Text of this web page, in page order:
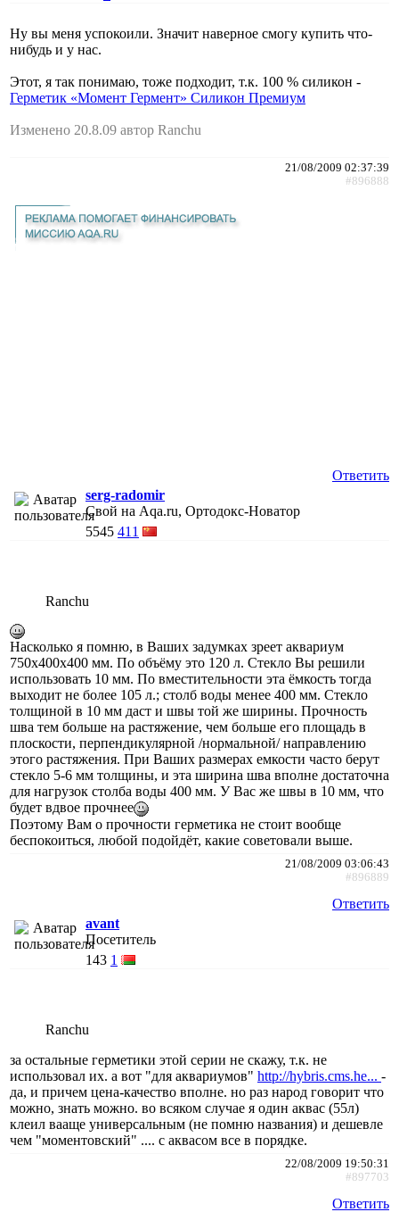
Ну вы меня успокоили. Значит наверное смогу купить что-
нибудь и у нас.
Этот, я так понимаю, тоже подходит, т.к. 100 % силикон -
Герметик «Момент Гермент» Силикон Премиум
Изменено 20.8.09 автор Ranchu
21/08/2009 02:37:39
#896888
Ответить
serg-radomir
Свой на Aqa.ru, Ортодокс-Новатор
5545 411
Ranchu
Насколько я помню, в Ваших задумках зреет аквариум
750х400х400 мм. По объёму это 120 л. Стекло Вы решили
использовать 10 мм. По вместительности эта ёмкость тогда
выходит не более 105 л.; столб воды менее 400 мм. Стекло
толщиной в 10 мм даст и швы той же ширины. Прочность
шва тем больше на растяжение, чем больше его площадь в
плоскости, перпендикулярной /нормальной/ направлению
этого растяжения. При Ваших размерах емкости часто берут
стекло 5-6 мм толщины, и эта ширина шва вполне достаточна
для нагрузок столба воды 400 мм. У Вас же швы в 10 мм, что
будет вдвое прочнее
Поэтому Вам о прочности герметика не стоит вообще
беспокоиться, любой подойдёт, какие советовали выше.
21/08/2009 03:06:43
#896889
Ответить
avant
Посетитель
143 1
Ranchu
за остальные герметики этой серии не скажу, т.к. не
использовал их. а вот "для аквариумов" http://hybris.cms.he... -
да, и причем цена-качество вполне. но раз народ говорит что
можно, знать можно. во всяком случае я один аквас (55л)
клеил вааще универсальным (не помню названия) и дешевле
чем "моментовский" .... с аквасом все в порядке.
22/08/2009 19:50:31
#897703
Ответить